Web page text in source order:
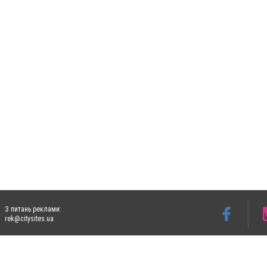
З питань реклами:
rek@citysites.ua